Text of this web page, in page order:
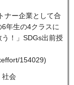
ナー企業として合
年生の4クラスに
！」SDGs出前授
154029)
社会